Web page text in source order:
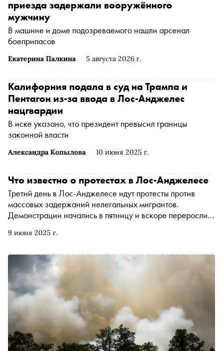
Екатерина Палкина 5 августа 2026 г.
приезда задержали вооружённого
мужчину
В машине и доме подозреваемого нашли арсенал
боеприпасов
Александра Копылова 10 июня 2025 г.
Калифорния подала в суд на Трампа и
Пентагон из-за ввода в Лос-Анджелес
нацгвардии
В иске указано, что президент превысил границы
законной власти
9 июня 2025 г.
Что известно о протестах в Лос-Анджелесе
Третий день в Лос-Анджелесе идут протесты против
массовых задержаний нелегальных мигрантов.
Демонстрации начались в пятницу и вскоре переросли в
подавить беспорядки с помощью нацгвардии, за что был
ангелов» — в материале